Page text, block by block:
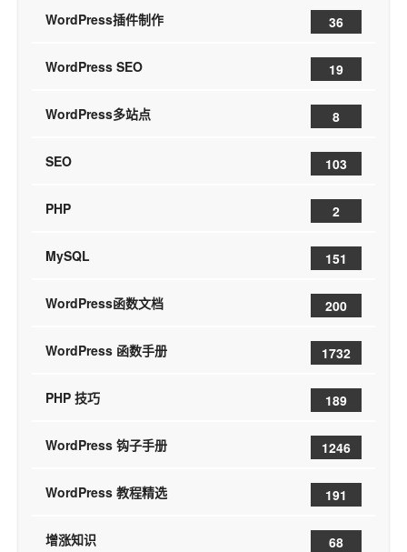
WordPress插件制作 36
WordPress SEO 19
WordPress多站点 8
SEO 103
PHP 2
MySQL 151
WordPress函数文档 200
WordPress 函数手册 1732
PHP 技巧 189
WordPress 钩子手册 1246
WordPress 教程精选 191
增涨知识 68